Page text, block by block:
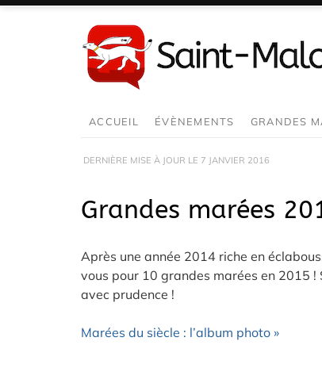
au
contenu
ACCUEIL ÉVÈNEMENTS GRANDES
DERNIÈRE MISE À JOUR LE 7 JANVIER 2016
Grandes marées
Après une année 2014 riche en
vous pour 10 grandes marées en 2015
avec prudence !
Marées du siècle : l’album photo »